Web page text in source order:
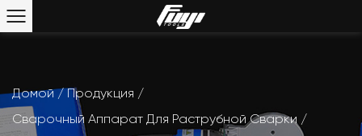
Домой/Продукция /
Сварочный Аппарат Для Раструбной Сварки /